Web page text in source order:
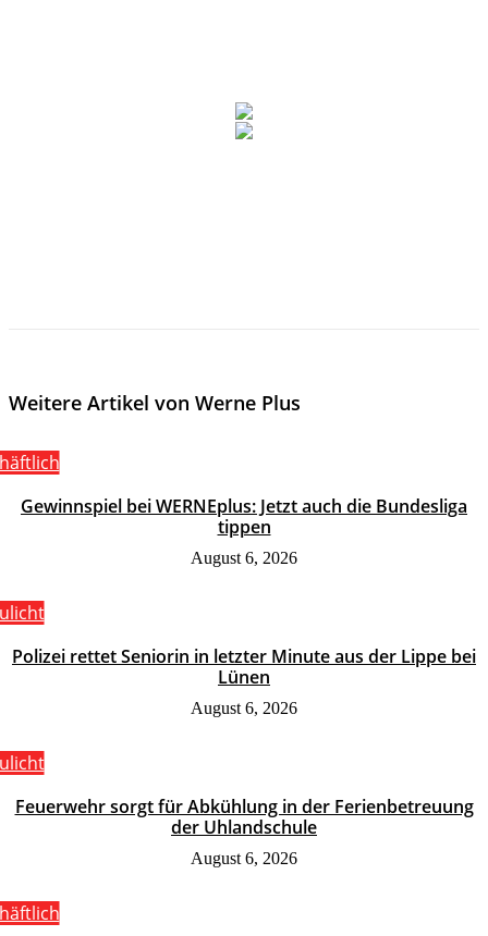
Weitere Artikel von Werne Plus
Gewinnspiel bei WERNEplus: Jetzt auch die Bundesliga
tippen
August 6, 2026
Polizei rettet Seniorin in letzter Minute aus der Lippe bei
Lünen
August 6, 2026
Feuerwehr sorgt für Abkühlung in der Ferienbetreuung
der Uhlandschule
August 6, 2026